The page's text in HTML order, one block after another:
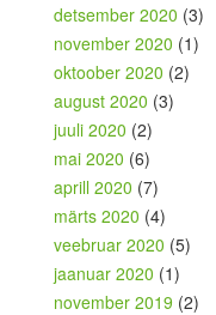
detsember 2020 (3)
november 2020 (1)
oktoober 2020 (2)
august 2020 (3)
juuli 2020 (2)
mai 2020 (6)
aprill 2020 (7)
märts 2020 (4)
veebruar 2020 (5)
jaanuar 2020 (1)
november 2019 (2)